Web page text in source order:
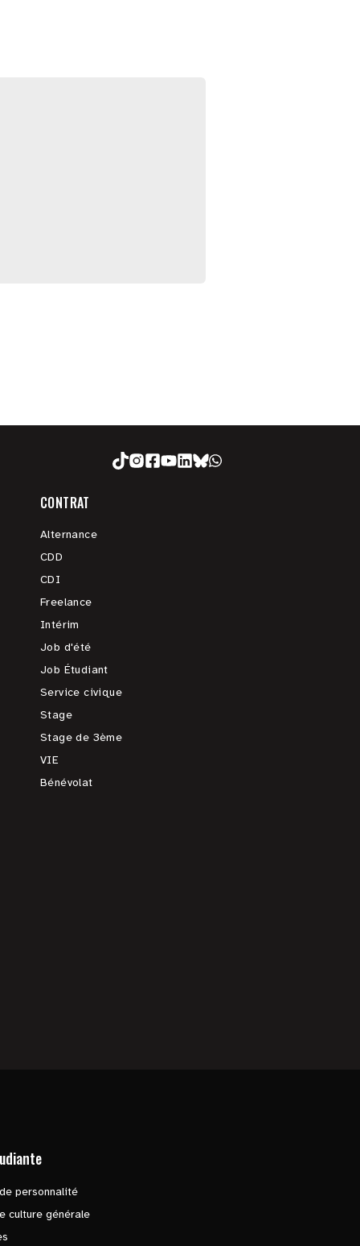
CONTRAT
Alternance
CDD
CDI
Freelance
Intérim
Job d'été
Job Étudiant
Service civique
Stage
Stage de 3ème
VIE
Bénévolat
personnalité
culture générale